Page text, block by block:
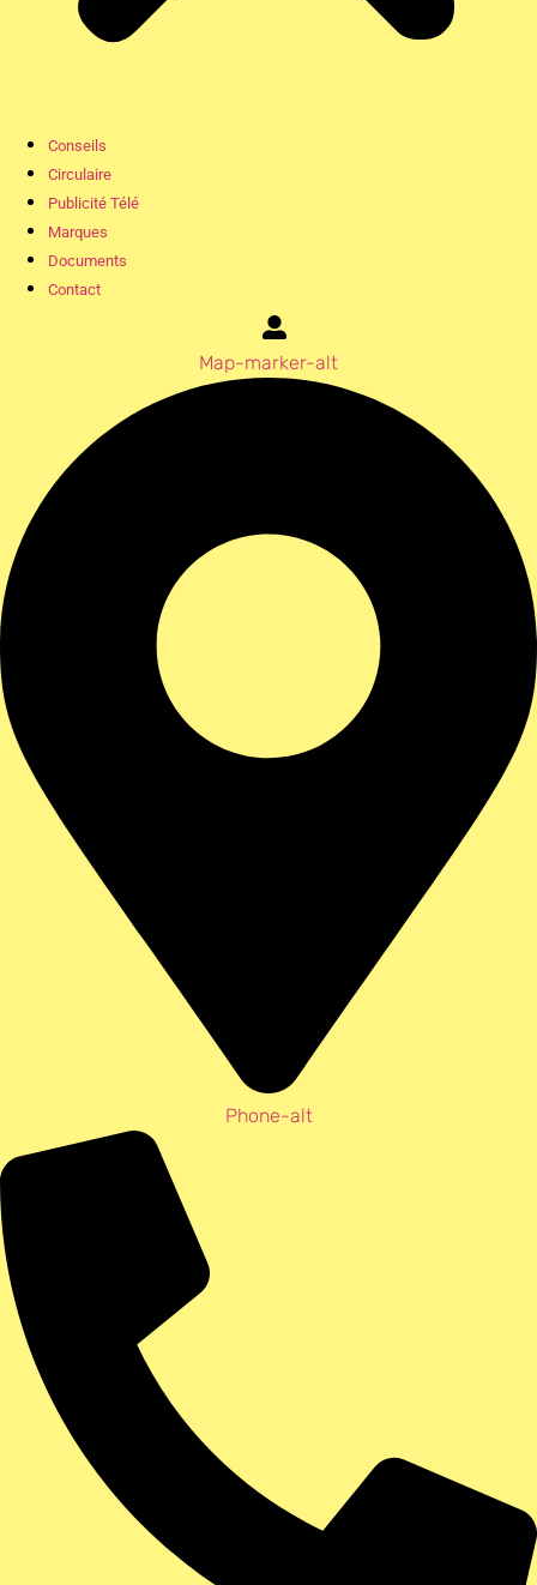
Conseils
Circulaire
Publicité Télé
Marques
Documents
Contact
Map-marker-alt
Phone-alt